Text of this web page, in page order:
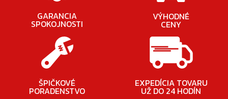
GARANCIA
SPOKOJNOSTI
VÝHODNÉ
CENY
ŠPIČKOVÉ
PORADENSTVO
EXPEDÍCIA TOVARU
UŽ DO 24 HODÍN